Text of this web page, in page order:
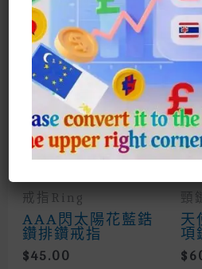
相關商品
戒指Ring
AAA閃太陽花藍鋯
鑽排鑽戒指
$45.00
頸
天
項
$